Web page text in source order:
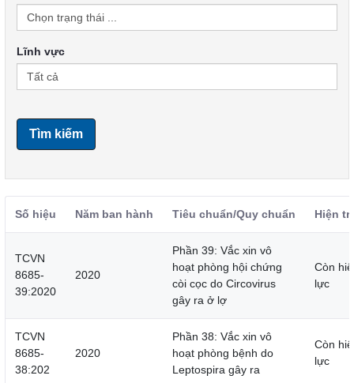
Lĩnh vực
Tìm kiếm
Số hiệu Năm ban hành Tiêu chuẩn/Quy chuẩn Hiện
TCVN
8685-
39:2020
2020
Phần 39: Vắc xin vô
hoạt phòng hội chứng
còi cọc do Circovirus
gây ra ở lợ
Còn
lực
TCVN
8685-
38:202
2020
Phần 38: Vắc xin vô
hoạt phòng bệnh do
Leptospira gây ra
Còn
lực